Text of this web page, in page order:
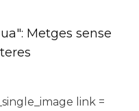
Metges sense
link =